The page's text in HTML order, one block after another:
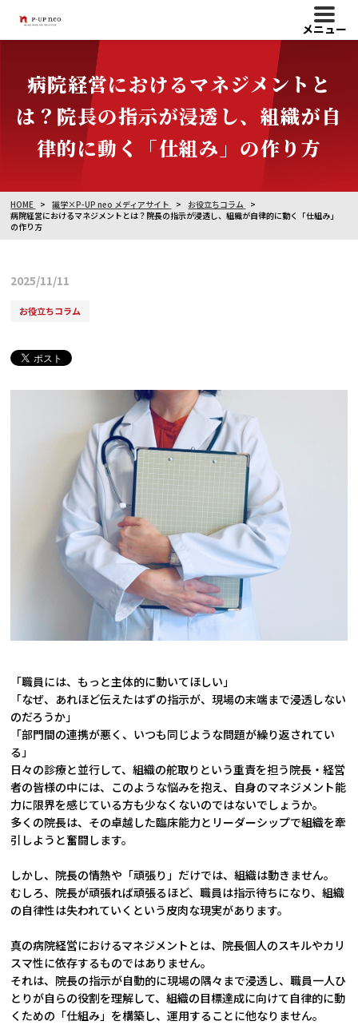
メニュー
病院経営におけるマネジメントと
は？院長の指示が浸透し、組織が自
律的に動く「仕組み」の作り方
HOME 識学×P-UP neo メディアサイト
お役立ちコラム
病院経営におけるマネジメントとは？院長の指示が浸透し、組織が自律的に動く「仕組み」
の作り方
2025/11/11
お役立ちコラム
「職員には、もっと主体的に動いてほしい」
「なぜ、あれほど伝えたはずの指示が、現場の末端まで浸透しない
のだろうか」
「部門間の連携が悪く、いつも同じような問題が繰り返されてい
る」
日々の診療と並行して、組織の舵取りという重責を担う院長・経営
者の皆様の中には、このような悩みを抱え、自身のマネジメント能
力に限界を感じている方も少なくないのではないでしょうか。
多くの院長は、その卓越した臨床能力とリーダーシップで組織を牽
引しようと奮闘します。
しかし、院長の情熱や「頑張り」だけでは、組織は動きません。
むしろ、院長が頑張れば頑張るほど、職員は指示待ちになり、組織
の自律性は失われていくという皮肉な現実があります。
真の病院経営におけるマネジメントとは、院長個人のスキルやカリ
スマ性に依存するものではありません。
それは、院長の指示が自動的に現場の隅々まで浸透し、職員一人ひ
とりが自らの役割を理解して、組織の目標達成に向けて自律的に動
くための「仕組み」を構築し、運用することに他なりません。